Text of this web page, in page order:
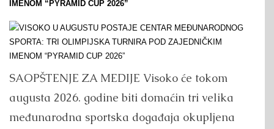
IMENOM “PYRAMID CUP 2026”
SAOPŠTENJE ZA MEDIJE Visoko će tokom
augusta 2026. godine biti domaćin tri velika
međunarodna sportska događaja okupljena